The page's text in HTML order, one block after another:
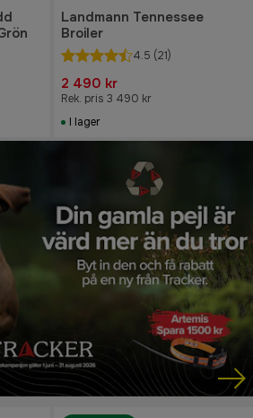
Landmann Tennessee
Broiler
4.5 (21)
2 490 kr
Rek. pris 3 490 kr
I lager